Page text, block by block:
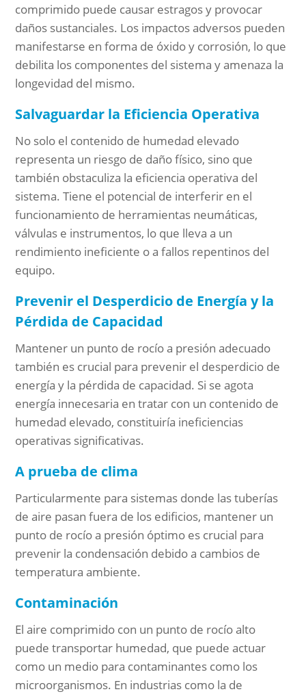
comprimido puede causar estragos y provocar
daños sustanciales. Los impactos adversos pueden
manifestarse en forma de óxido y corrosión, lo que
debilita los componentes del sistema y amenaza la
longevidad del mismo.
Salvaguardar la Eficiencia Operativa
No solo el contenido de humedad elevado
representa un riesgo de daño físico, sino que
también obstaculiza la eficiencia operativa del
sistema. Tiene el potencial de interferir en el
funcionamiento de herramientas neumáticas,
válvulas e instrumentos, lo que lleva a un
rendimiento ineficiente o a fallos repentinos del
equipo.
Prevenir el Desperdicio de Energía y la
Pérdida de Capacidad
Mantener un punto de rocío a presión adecuado
también es crucial para prevenir el desperdicio de
energía y la pérdida de capacidad. Si se agota
energía innecesaria en tratar con un contenido de
humedad elevado, constituiría ineficiencias
operativas significativas.
A prueba de clima
Particularmente para sistemas donde las tuberías
de aire pasan fuera de los edificios, mantener un
punto de rocío a presión óptimo es crucial para
prevenir la condensación debido a cambios de
temperatura ambiente.
Contaminación
El aire comprimido con un punto de rocío alto
puede transportar humedad, que puede actuar
como un medio para contaminantes como los
microorganismos. En industrias como la de